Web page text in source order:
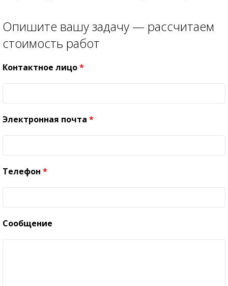
Опишите вашу задачу — рассчитаем
стоимость работ
Контактное лицо*
Электронная почта *
Телефон *
Сообщение